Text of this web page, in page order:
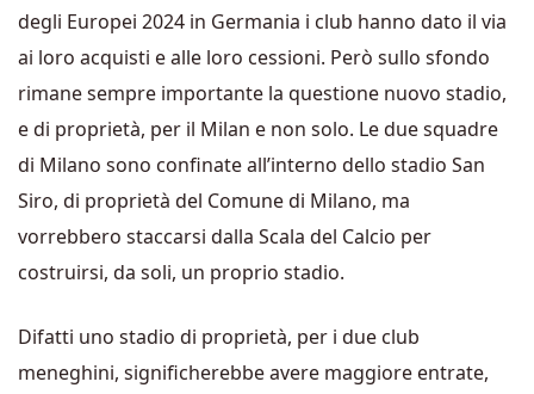
degli Europei 2024 in Germania i club hanno dato il via
ai loro acquisti e alle loro cessioni. Però sullo sfondo
rimane sempre importante la questione nuovo stadio,
e di proprietà, per il Milan e non solo. Le due squadre
di Milano sono confinate all’interno dello stadio San
Siro, di proprietà del Comune di Milano, ma
vorrebbero staccarsi dalla Scala del Calcio per
costruirsi, da soli, un proprio stadio.
Difatti uno stadio di proprietà, per i due club
meneghini, significherebbe avere maggiore entrate,